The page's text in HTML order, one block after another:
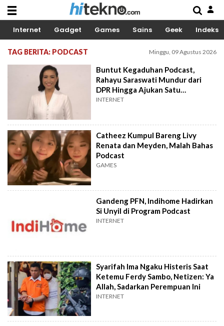
Internet Gadget Games Sains Geek Indeks
TAG BERITA: PODCAST Minggu, 09 Agustus 2026
Buntut Kegaduhan Podcast,
Rahayu Saraswati Mundur dari
DPR Hingga Ajukan Satu
Permintaan Terakhir
INTERNET
Catheez Kumpul Bareng Livy
Renata dan Meyden, Malah Bahas
Podcast
GAMES
Gandeng PFN, Indihome Hadirkan
Si Unyil di Program Podcast
INTERNET
Syarifah Ima Ngaku Histeris Saat
Ketemu Ferdy Sambo, Netizen: Ya
Allah, Sadarkan Perempuan Ini
INTERNET